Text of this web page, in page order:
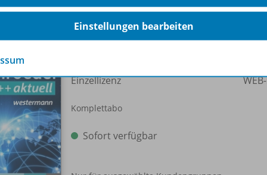
Einzellizenz
Komplettabo
Sofort verfügbar
Einstellungen bearbeiten